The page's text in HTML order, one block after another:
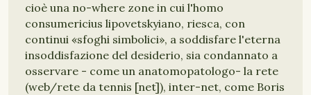
cioè una no-where zone in cui l'homo
consumericius lipovetskyiano, riesca, con
continui «sfoghi simbolici», a soddisfare l'eterna
insoddisfazione del desiderio, sia condannato a
osservare - come un anatomopatologo- la rete
(web/rete da tennis [net]), inter-net, come Boris